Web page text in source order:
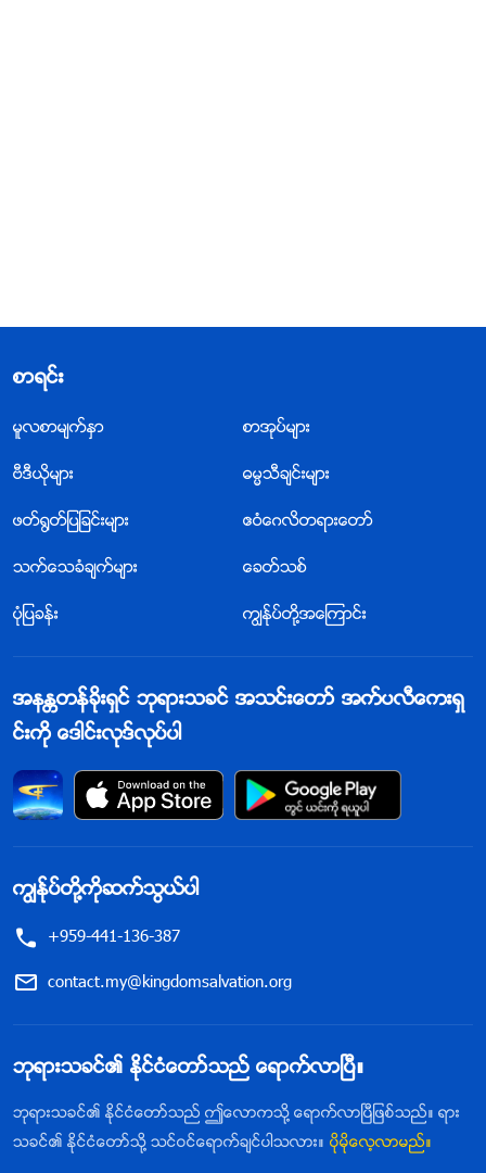
စာရင္း
မူလစာမ်က္ႏွာ စာအုပ္မ်ား
ဗီဒီယိုမ်ား ဓမၼသီခ်င္းမ်ား
ဖတ္႐ြတ္ျပျခင္းမ်ား ဧဝံေဂလိတရားေတာ္
သက္ေသခံခ်က္မ်ား ေခတ္သစ္
ပုံျပခန္း ကြၽန္ုပ္တို႔အေၾကာင္း
အနႏၲတန္ခိုးရွင္ ဘုရားသခင္ အသင္းေတာ္ အက္ပလီေကးရွ
င္းကို ေဒါင္းလုဒ္လုပ္ပါ
ကြၽန္ုပ္တို႔ကိုဆက္သြယ္ပါ
+959-441-136-387
contact.my@kingdomsalvation.org
ဘုရားသခင္၏ ႏိုင္ငံေတာ္သည္ ေရာက္လာၿပီ။
ဘုရားသခင္၏ ႏိုင္ငံေတာ္သည္ ဤေလာကသို႔ ေရာက္လာၿပီျဖစ္သည္။ ရား
သခင္၏ ႏိုင္ငံေတာ္သို႔ သင္ဝင္ေရာက္ခ်င္ပါသလား။ ပိုမိုေလ့လာမည္။